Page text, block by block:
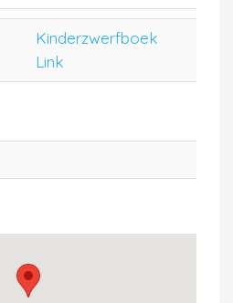
Kinderzwerfboek
Link